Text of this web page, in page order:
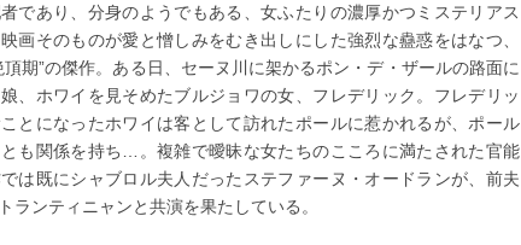
であり、分身のようでもある、女ふたりの濃厚かつミステリアス
画そのものが愛と憎しみをむき出しにした強烈な蠱惑をはなつ、
頂期”の傑作。ある日、セーヌ川に架かるポン・デ・ザールの路面に
、ホワイを見そめたブルジョワの女、フレデリック。フレデリッ
とになったホワイは客として訪れたポールに惹かれるが、ポール
も関係を持ち…。複雑で曖昧な女たちのこころに満たされた官能
は既にシャブロル夫人だったステファーヌ・オードランが、前夫
ランティニャンと共演を果たしている。